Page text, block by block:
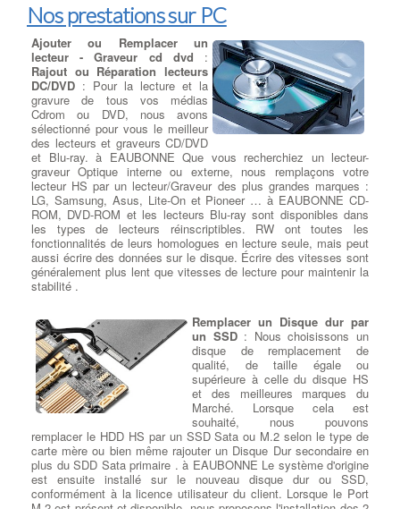
Nos prestations sur PC
Ajouter ou Remplacer un
lecteur - Graveur cd dvd :
Rajout ou Réparation lecteurs
DC/DVD : Pour la lecture et la
gravure de tous vos médias
Cdrom ou DVD, nous avons
sélectionné pour vous le meilleur
des lecteurs et graveurs CD/DVD
et Blu-ray. à EAUBONNE Que vous recherchiez un lecteur-
graveur Optique interne ou externe, nous remplaçons votre
lecteur HS par un lecteur/Graveur des plus grandes marques :
LG, Samsung, Asus, Lite-On et Pioneer … à EAUBONNE CD-
ROM, DVD-ROM et les lecteurs Blu-ray sont disponibles dans
les types de lecteurs réinscriptibles. RW ont toutes les
fonctionnalités de leurs homologues en lecture seule, mais peut
aussi écrire des données sur le disque. Écrire des vitesses sont
généralement plus lent que vitesses de lecture pour maintenir la
stabilité .
Remplacer un Disque dur par
un SSD: Nous choisissons un
disque de remplacement de
qualité, de taille égale ou
supérieure à celle du disque HS
et des meilleures marques du
Marché. Lorsque cela est
souhaité, nous pouvons
remplacer le HDD HS par un SSD Sata ou M.2 selon le type de
carte mère ou bien même rajouter un Disque Dur secondaire en
plus du SDD Sata primaire . à EAUBONNE Le système d'origine
est ensuite installé sur le nouveau disque dur ou SSD,
conformément à la licence utilisateur du client. Lorsque le Port
M.2 est présent et disponible, nous proposons l'installation des 2